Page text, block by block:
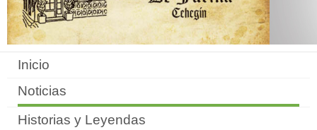
Inicio
Noticias
Historias y Leyendas